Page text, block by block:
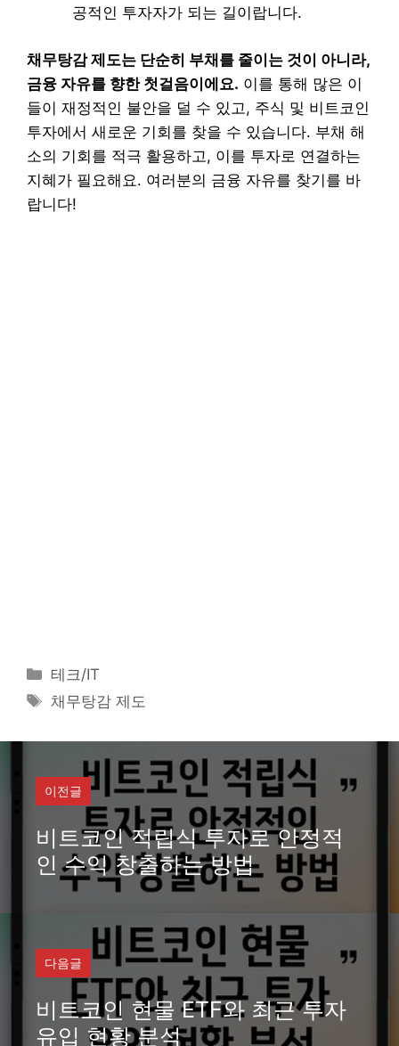
공적인 투자자가 되는 길이랍니다.
채무탕감 제도는 단순히 부채를 줄이는 것이 아니라,
금융 자유를 향한 첫걸음이에요. 이를 통해 많은 이
들이 재정적인 불안을 덜 수 있고, 주식 및 비트코인
투자에서 새로운 기회를 찾을 수 있습니다. 부채 해
소의 기회를 적극 활용하고, 이를 투자로 연결하는
지혜가 필요해요. 여러분의 금융 자유를 찾기를 바
랍니다!
카
테
고
리
테크/IT
태
채무탕감 제도
이전글
비트코인 적립식 투자로 안정적
인 수익 창출하는 방법
다음글
비트코인 현물 ETF와 최근 투자
유입 현황 분석